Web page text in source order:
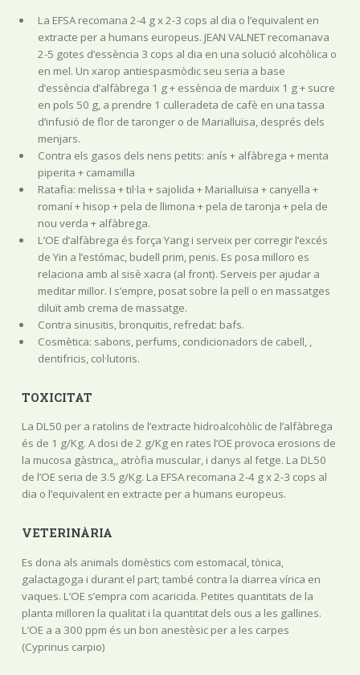
La EFSA recomana 2-4 g x 2-3 cops al dia o l’equivalent en
extracte per a humans europeus. JEAN VALNET recomanava
2-5 gotes d’essència 3 cops al dia en una solució alcohòlica o
en mel. Un xarop antiespasmòdic seu seria a base
d’essència d’alfàbrega 1 g + essència de marduix 1 g + sucre
en pols 50 g, a prendre 1 culleradeta de cafè en una tassa
d’infusió de flor de taronger o de Marialluïsa, després dels
menjars.
Contra els gasos dels nens petits: anís + alfàbrega + menta
piperita + camamilla
Ratafia: melissa + til·la + sajolida + Marialluïsa + canyella +
romaní + hisop + pela de llimona + pela de taronja + pela de
nou verda + alfàbrega.
L’OE d’alfàbrega és força Yang i serveix per corregir l’excés
de Yin a l’estómac, budell prim, penis. Es posa milloro es
relaciona amb al sisè xacra (al front). Serveis per ajudar a
meditar millor. I s’empre, posat sobre la pell o en massatges
diluït amb crema de massatge.
Contra sinusitis, bronquitis, refredat: bafs.
Cosmètica: sabons, perfums, condicionadors de cabell, ,
dentifricis, col·lutoris.
TOXICITAT
La DL50 per a ratolins de l’extracte hidroalcohòlic de l’alfàbrega
és de 1 g/Kg. A dosi de 2 g/Kg en rates l’OE provoca erosions de
la mucosa gàstrica,, atròfia muscular, i danys al fetge. La DL50
de l’OE seria de 3.5 g/Kg. La EFSA recomana 2-4 g x 2-3 cops al
dia o l’equivalent en extracte per a humans europeus.
VETERINÀRIA
Es dona als animals domèstics com estomacal, tònica,
galactagoga i durant el part; també contra la diarrea vírica en
vaques. L’OE s’empra com acaricida. Petites quantitats de la
planta milloren la qualitat i la quantitat dels ous a les gallines.
L’OE a a 300 ppm és un bon anestèsic per a les carpes
(Cyprinus carpio)